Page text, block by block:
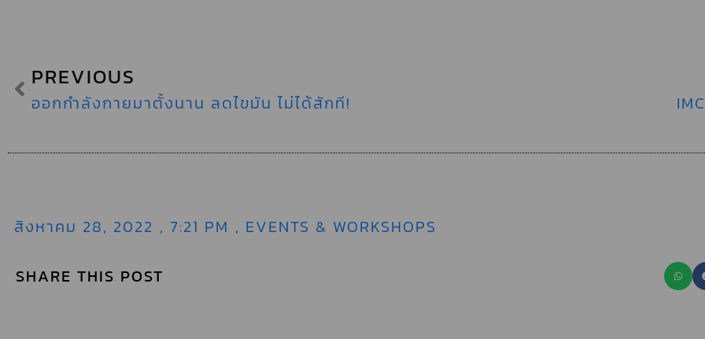
PREVIOUS
ออกกำลังกายมาตั้งนาน ลดไขมัน ไม่ได้สักที!
สิงหาคม 28, 2022 , 7:21 PM , EVENTS & WORKSHOPS
SHARE THIS POST